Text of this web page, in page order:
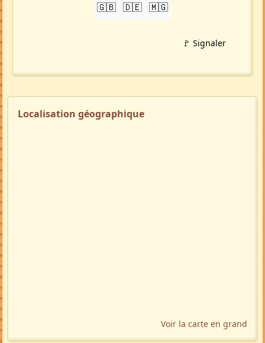
🇬🇧 🇩🇪 🇲🇬
🚩 Signaler
Localisation géographique
Voir la carte en grand